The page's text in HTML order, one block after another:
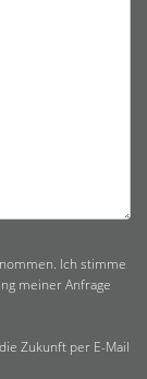
Ich stimme
meiner Anfrage
Zukunft per E-Mail